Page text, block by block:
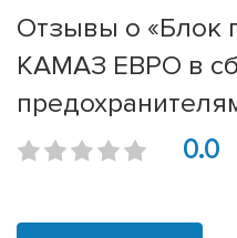
Отзывы о «Блок
КАМАЗ ЕВРО в
0.0